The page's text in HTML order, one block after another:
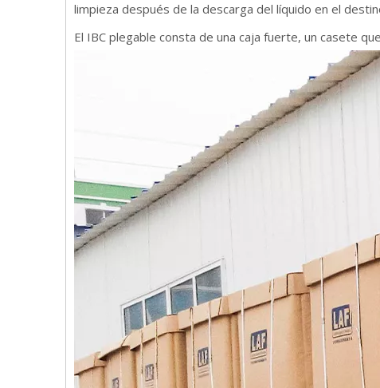
limpieza después de la descarga del líquido en el
El IBC plegable consta de una caja fuerte, un casete